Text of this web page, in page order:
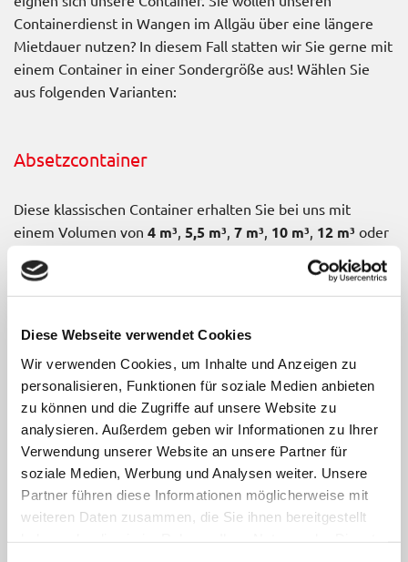
Diese Webseite verwendet Cookies
Wir verwenden Cookies, um Inhalte und Anzeigen zu
personalisieren, Funktionen für soziale Medien anbieten
zu können und die Zugriffe auf unsere Website zu
analysieren. Außerdem geben wir Informationen zu Ihrer
Verwendung unserer Website an unsere Partner für
soziale Medien, Werbung und Analysen weiter. Unsere
Partner führen diese Informationen möglicherweise mit
weiteren Daten zusammen, die Sie ihnen bereitgestellt
Containerdienst in Wangen im Allgäu über eine längere
Mietdauer nutzen? In diesem Fall statten wir Sie gerne mit
einem Container in einer Sondergröße aus! Wählen Sie
aus folgenden Varianten:
Absetzcontainer
Diese klassischen Container erhalten Sie bei uns mit
einem Volumen von 4 m³ 5,5 m³ 7 m³ 10 m³ 12 m³ oder
Deckel.
Abrollcontainer
Diese Container zeichnen sich durch eine größere
Kapazität aus. Entscheiden Sie sich zwischen Containern
mit12 m³ ,20 m³und40 m³. Den kleinen Container bieten
wir nur in offener Ausführung, die beiden anderen
Behälter buchen Sie mit oder ohne Deckel.